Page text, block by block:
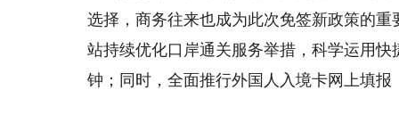
选择，商务往来也成为此次免签新政策的
站持续优化口岸通关服务举措，科学运用
钟；同时，全面推行外国人入境卡网上填